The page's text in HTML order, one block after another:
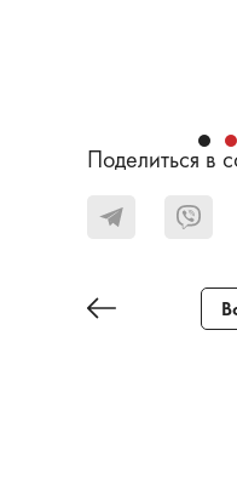
Поделиться в